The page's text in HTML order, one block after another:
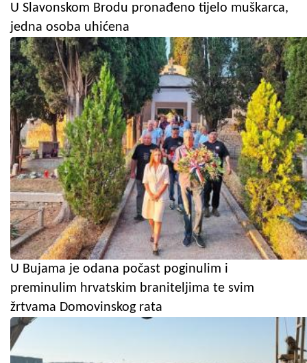
U Slavonskom Brodu pronađeno tijelo muškarca,
jedna osoba uhićena
U Bujama je odana počast poginulim i
preminulim hrvatskim braniteljima te svim
žrtvama Domovinskog rata